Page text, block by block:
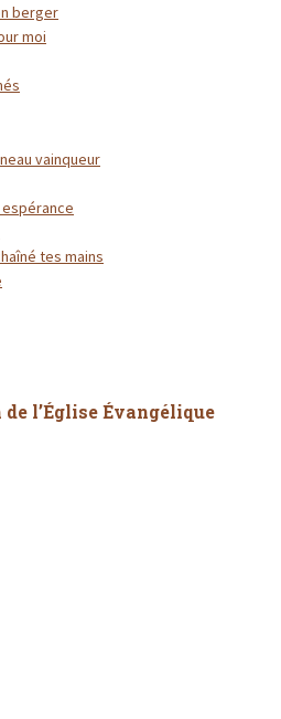
berger
moi
vainqueur
tes mains
l’Église Évangélique